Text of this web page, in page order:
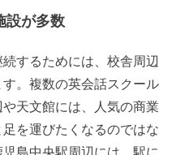
設が多数
するためには、校舎周辺
。複数の英会話スクール
天文館には、人気の商業
を運びたくなるのではな
島中央駅周辺には、駅に